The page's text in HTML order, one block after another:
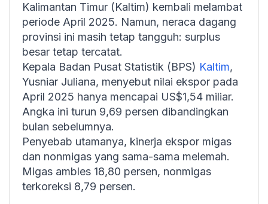
Kalimantan Timur (Kaltim) kembali melambat
periode April 2025. Namun, neraca dagang
provinsi ini masih tetap tangguh: surplus
besar tetap tercatat.
Kepala Badan Pusat Statistik (BPS) Kaltim,
Yusniar Juliana, menyebut nilai ekspor pada
April 2025 hanya mencapai US$1,54 miliar.
Angka ini turun 9,69 persen dibandingkan
bulan sebelumnya.
Penyebab utamanya, kinerja ekspor migas
dan nonmigas yang sama-sama melemah.
Migas ambles 18,80 persen, nonmigas
terkoreksi 8,79 persen.